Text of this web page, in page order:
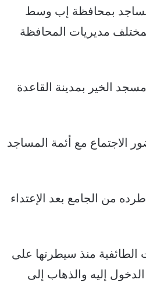
بمحافظة إب وسط
مديريات المحافظة
الخير بمدينة القاعدة
الاجتماع مع أئمة المساجد
من الجامع بعد الإعتداء
منذ سيطرتها على
إليه والذهاب إلى